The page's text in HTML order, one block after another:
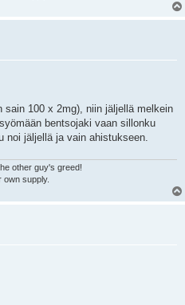
sain 100 x 2mg), niin jäljellä melkein
bentsojaki vaan sillonku
noi jäljellä ja vain ahistukseen.
other guy's greed!
own supply.